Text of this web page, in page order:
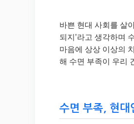
바쁜 현대 사회를 살
되지’라고 생각하며
마음에 상상 이상의
해 수면 부족이 우리
수면 부족, 현